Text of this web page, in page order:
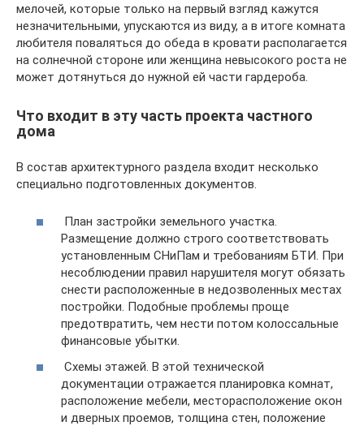
мелочей, которые только на первый взгляд кажутся
незначительными, упускаются из виду, а в итоге комната
любителя поваляться до обеда в кровати располагается
на солнечной стороне или женщина невысокого роста не
может дотянуться до нужной ей части гардероба.
Что входит в эту часть проекта частного
дома
В состав архитектурного раздела входит несколько
специально подготовленных документов.
План застройки земельного участка.
Размещение должно строго соответствовать
установленным СНиПам и требованиям БТИ. При
несоблюдении правил нарушителя могут обязать
снести расположенные в недозволенных местах
постройки. Подобные проблемы проще
предотвратить, чем нести потом колоссальные
финансовые убытки.
Схемы этажей. В этой технической
документации отражается планировка комнат,
расположение мебели, месторасположение окон
и дверных проемов, толщина стен, положение